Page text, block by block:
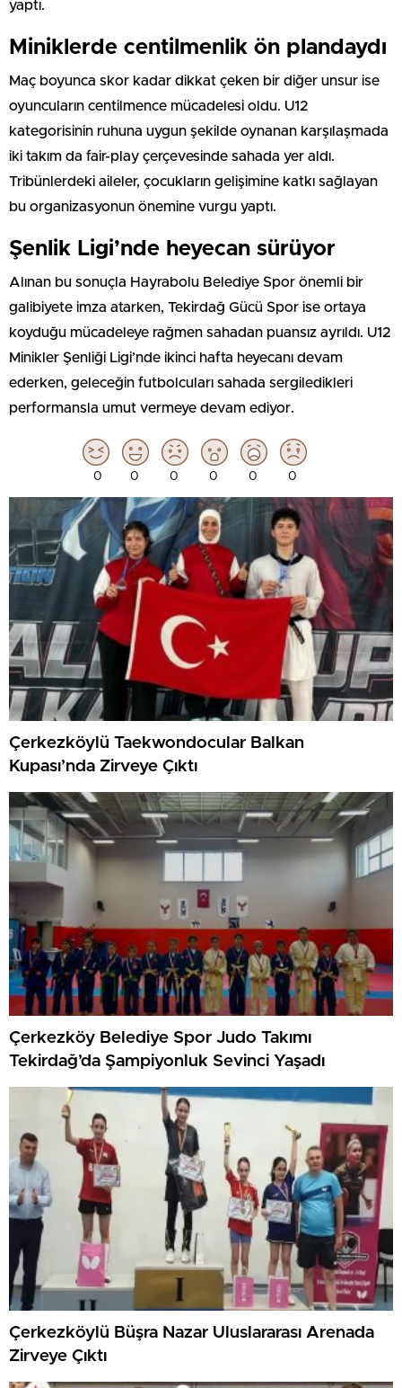
yaptı.
Miniklerde centilmenlik ön plandaydı
Maç boyunca skor kadar dikkat çeken bir diğer unsur ise
oyuncuların centilmence mücadelesi oldu. U12
kategorisinin ruhuna uygun şekilde oynanan karşılaşmada
iki takım da fair-play çerçevesinde sahada yer aldı.
Tribünlerdeki aileler, çocukların gelişimine katkı sağlayan
bu organizasyonun önemine vurgu yaptı.
Şenlik Ligi’nde heyecan sürüyor
Alınan bu sonuçla Hayrabolu Belediye Spor önemli bir
galibiyete imza atarken, Tekirdağ Gücü Spor ise ortaya
koyduğu mücadeleye rağmen sahadan puansız ayrıldı. U12
Minikler Şenliği Ligi’nde ikinci hafta heyecanı devam
ederken, geleceğin futbolcuları sahada sergiledikleri
performansla umut vermeye devam ediyor.
0 0 0 0 0 0
Çerkezköylü Taekwondocular Balkan
Kupası’nda Zirveye Çıktı
Çerkezköy Belediye Spor Judo Takımı
Tekirdağ’da Şampiyonluk Sevinci Yaşadı
Çerkezköylü Büşra Nazar Uluslararası Arenada
Zirveye Çıktı